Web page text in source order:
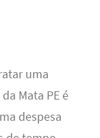
uma
Mata PE é
despesa